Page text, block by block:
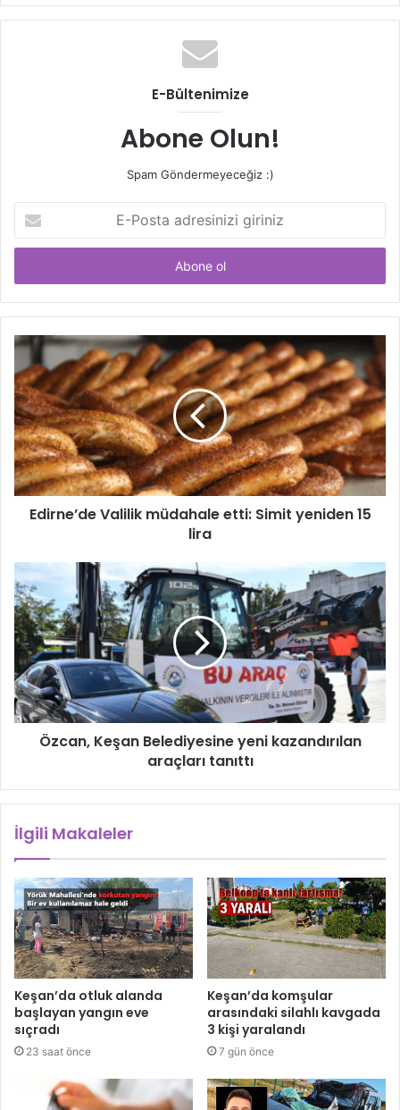
E-Bültenimize
Abone Olun!
Spam Göndermeyeceğiz :)
Posta
adresinizi
Edirne’de Valilik müdahale etti: Simit yeniden 15
lira
Özcan, Keşan Belediyesine yeni kazandırılan
araçları tanıttı
İlgili Makaleler
Keşan’da otluk alanda
başlayan yangın eve
sıçradı
23 saat önce
Keşan’da komşular
arasındaki silahlı kavgada
3 kişi yaralandı
7 gün önce